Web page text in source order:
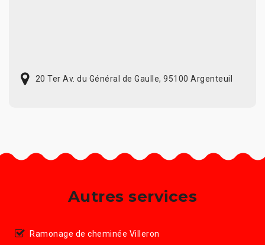
20 Ter Av. du Général de Gaulle, 95100 Argenteuil
Autres services
Ramonage de cheminée Villeron